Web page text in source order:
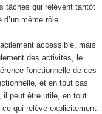
tâches qui relèvent tantôt
d’un même rôle
accessible, mais
des activités, le
fonctionnelle de ces
et en tout cas
il peut être utile, en tout
qui relève explicitement